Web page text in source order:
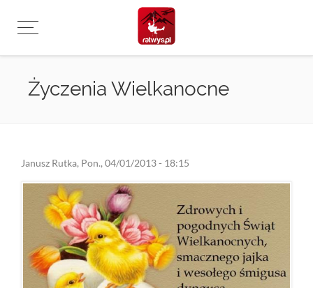
Życzenia Wielkanocne
Janusz Rutka, Pon., 04/01/2013 - 18:15